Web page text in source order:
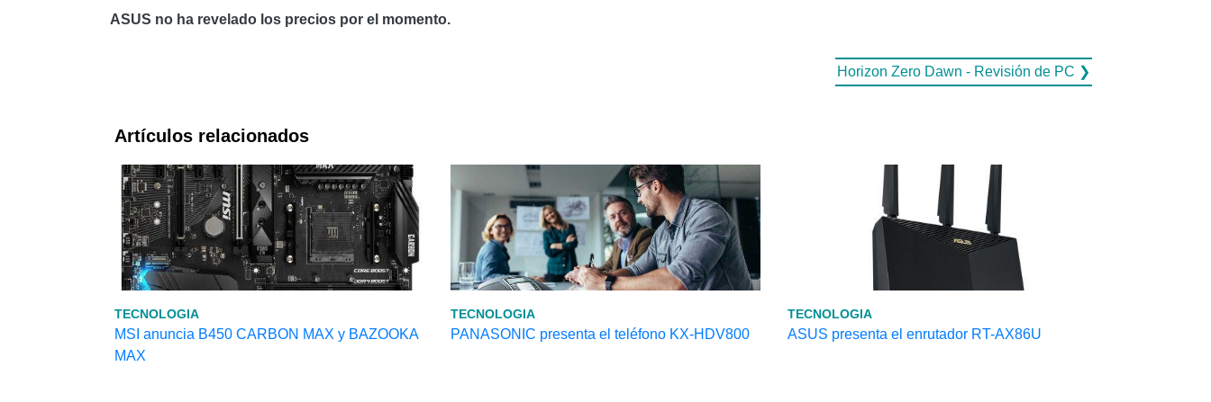
ASUS no ha revelado los precios por el momento.
Horizon Zero Dawn - Revisión de PC ❯
Artículos relacionados
TECNOLOGIA
MSI anuncia B450 CARBON MAX y BAZOOKA
MAX
TECNOLOGIA
PANASONIC presenta el teléfono KX-HDV800
TECNOLOGIA
ASUS presenta el enrutador RT-AX86U